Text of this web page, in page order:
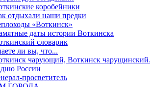
коробейники
отдыхали наши предки
«Воткинск»
даты истории Воткинска
словарик
ли вы, что...
чарующий, Воткинск
России
просветитель